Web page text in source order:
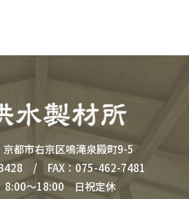
都市右京区鳴滝泉殿町9-5
/ FAX：075-462-7481
～18:00 日祝定休